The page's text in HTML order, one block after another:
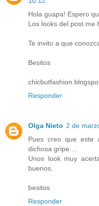
Hola guapa! Espero
Los looks del post me
Te invito a que
Besitos
Responder
Olga Nieto 2 de
Pues creo que
dichosa gripe....
Unos look muy
buenos.
besitos
Responder